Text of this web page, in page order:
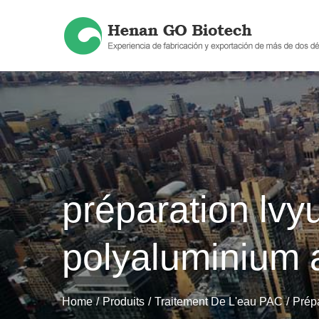
préparation
polyaluminium
Home Produits Traitement De L'eau PAC